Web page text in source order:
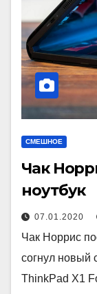
СМЕШНОЕ
Чак
ноутбук
07.01.2020
Чак Норрис
согнул новый
ThinkPad X1